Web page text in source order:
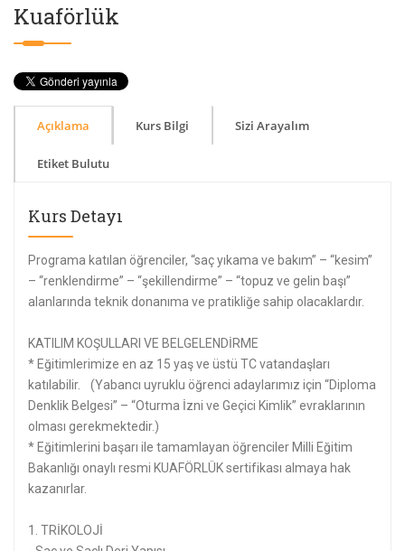
Kuaförlük
Açıklama Kurs Bilgi Sizi Arayalım
Etiket Bulutu
Kurs Detayı
Programa katılan öğrenciler, “saç yıkama ve bakım” – “kesim”
– “renklendirme” – “şekillendirme” – “topuz ve gelin başı”
alanlarında teknik donanıma ve pratikliğe sahip olacaklardır.
KATILIM KOŞULLARI VE BELGELENDİRME
* Eğitimlerimize en az 15 yaş ve üstü TC vatandaşları
katılabilir. (Yabancı uyruklu öğrenci adaylarımız için “Diploma
Denklik Belgesi” – “Oturma İzni ve Geçici Kimlik” evraklarının
olması gerekmektedir.)
* Eğitimlerini başarı ile tamamlayan öğrenciler Milli Eğitim
Bakanlığı onaylı resmi KUAFÖRLÜK sertifikası almaya hak
kazanırlar.
1. TRİKOLOJİ